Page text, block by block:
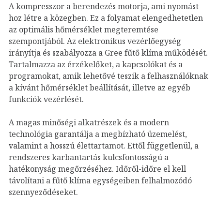
A kompresszor a berendezés motorja, ami nyomást
hoz létre a közegben. Ez a folyamat elengedhetetlen
az optimális hőmérséklet megteremtése
szempontjából. Az elektronikus vezérlőegység
irányítja és szabályozza a Gree fűtő klíma működését.
Tartalmazza az érzékelőket, a kapcsolókat és a
programokat, amik lehetővé teszik a felhasználóknak
a kívánt hőmérséklet beállítását, illetve az egyéb
funkciók vezérlését.
A magas minőségi alkatrészek és a modern
technológia garantálja a megbízható üzemelést,
valamint a hosszú élettartamot. Ettől függetlenül, a
rendszeres karbantartás kulcsfontosságú a
hatékonyság megőrzéséhez. Időről-időre el kell
távolítani a fűtő klíma egységeiben felhalmozódó
szennyeződéseket.